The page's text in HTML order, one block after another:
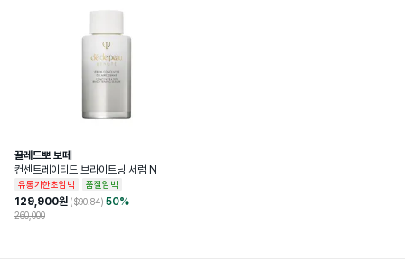
끌레드뽀 보떼
컨센트레이티드 브라이트닝 세럼 N
유통기한초임박 품절임박
129,900원 ($90.84) 50%
260,000